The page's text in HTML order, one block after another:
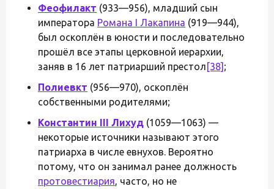
Феофилакт (933—956), младший сын
императора Романа I Лакапина (919—944),
был оскоплён в юности и последовательно
прошёл все этапы церковной иерархии,
заняв в 16 лет патриарший престол [38] ;
Полиевкт (956—970), оскоплён
собственными родителями;
Константин III Лихуд (1059—1063) —
некоторые источники называют этого
патриарха в числе евнухов. Вероятно
потому, что он занимал ранее должность
протовестиария, часто, но не